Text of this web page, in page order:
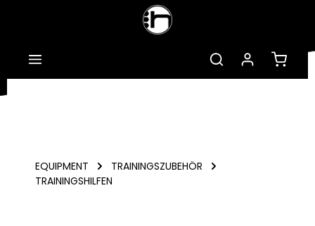
Zum Hauptinhalt springen
EQUIPMENT
TRAININGSZUBEHÖR
TRAININGSHILFEN